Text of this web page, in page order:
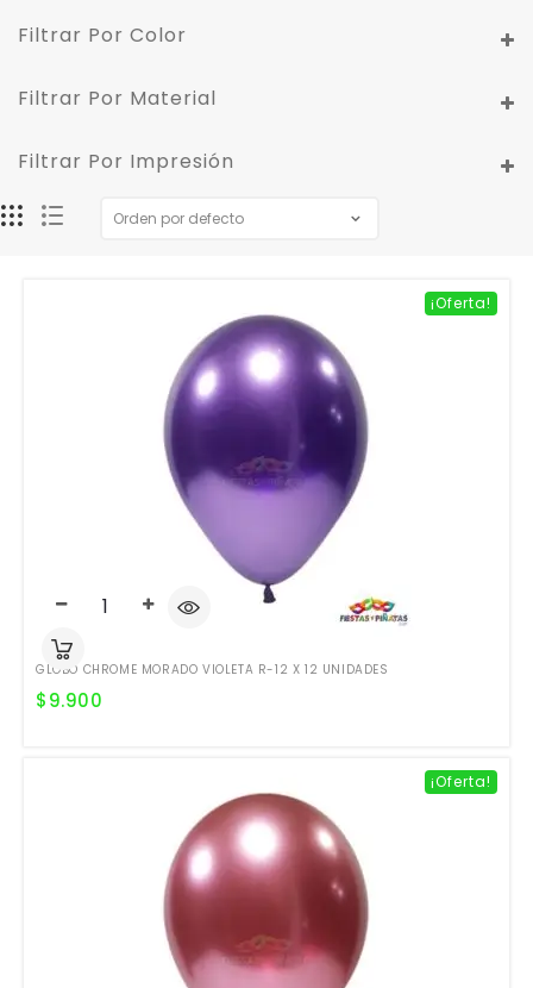
Filtrar Por Color
Filtrar Por Material
Filtrar Por Impresión
¡Oferta!
GLOBO CHROME MORADO VIOLETA R-12 X 12 UNIDADES
$9.900
¡Oferta!